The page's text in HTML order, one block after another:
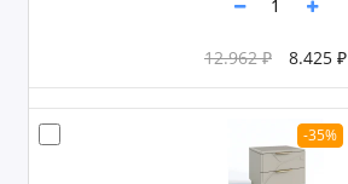
12.962 ₽ 8.425 ₽
-35%